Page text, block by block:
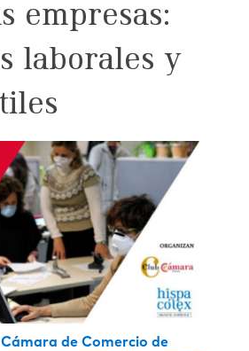
empresas:
laborales y
de Comercio de